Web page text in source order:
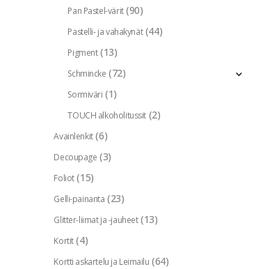
Pan Pastel-värit (90)
Pastelli- ja vahakynät (44)
Pigment (13)
Schmincke (72)
Sormiväri (1)
TOUCH alkoholitussit (2)
Avainlenkit (6)
Decoupage (3)
Foliot (15)
Gelli-painanta (23)
Glitter-liimat ja -jauheet (13)
Kortit (4)
Kortti askartelu ja Leimailu (64)